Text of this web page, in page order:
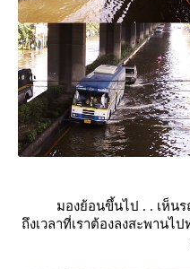
มองย้อนขึ้นไป . . เห็นร
ถึงเวลาที่เราต้องลงสะพานไ